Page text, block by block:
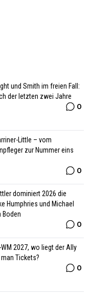
und Smith im freien Fall:
der letzten zwei Jahre
0
Little – vom
zur Nummer eins
0
dominiert 2026 die
Humphries und Michael
Boden
0
2027, wo liegt der Ally
Tickets?
0